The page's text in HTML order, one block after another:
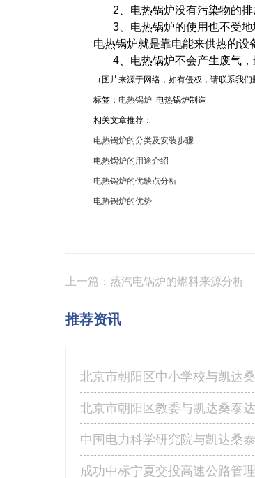
2、电热锅炉没有污染物的排
3、电热锅炉的使用也不受
电热锅炉就是靠电能来供热的设
4、电热锅炉不会产生废气
（图片来源于网络，如有侵权，请联系我们
标签： 电热锅炉 电热锅炉制造
相关文章推荐：
电热锅炉的分类及安装步骤
电热锅炉的用途介绍
电热锅炉的优缺点分析
电热锅炉的优势
上一篇：蒸汽电锅炉的燃料来源分析
推荐资讯
北京市朝阳区中小学校与凯达
北京市朝阳区教委与凯达桑泰
中国电力科学研究院与凯达桑